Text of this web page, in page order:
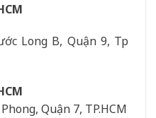
Long B, Quận 9, Tp
Quận 7, TP.HCM